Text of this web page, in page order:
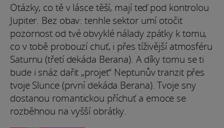
Otázky, co tě v lásce těší, mají teď pod kontrolou
Jupiter. Bez obav: tenhle sektor umí otočit
pozornost od tvé obvyklé nálady zpátky k tomu,
co v tobě probouzí chuť, i přes tíživější atmosféru
Saturnu (třetí dekáda Berana). A díky tomu se ti
bude i snáz dařit „projet“ Neptunův tranzit přes
tvoje Slunce (první dekáda Berana). Tvoje sny
dostanou romantickou příchuť a emoce se
rozběhnou na vyšší obrátky.